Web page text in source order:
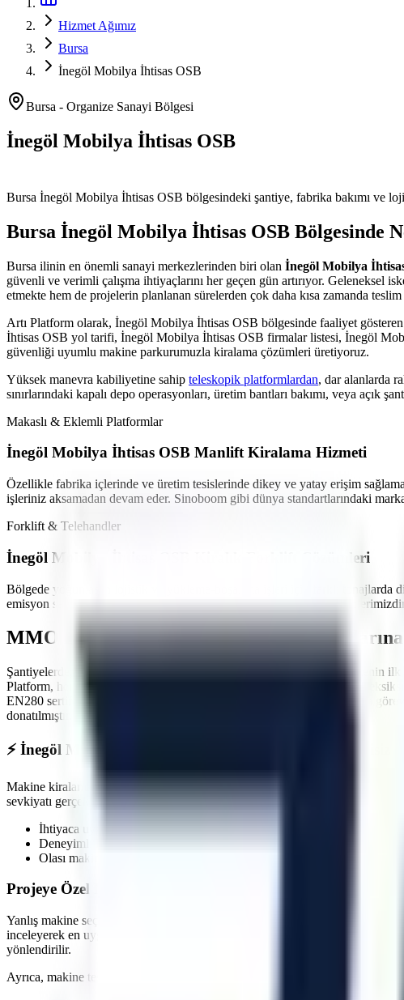
Hizmet Ağımız
Bursa
İnegöl Mobilya İhtisas OSB
Bursa - Organize Sanayi Bölgesi
İnegöl Mobilya İhtisas OSB
Bursa İnegöl Mobilya İhtisas OSB bölgesindeki şantiye, fabrika bakımı ve
Bursa İnegöl Mobilya İhtisas OSB Bölgesinde
Bursa ilinin en önemli sanayi merkezlerinden biri olan İnegöl Mobilya
güvenli ve verimli çalışma ihtiyaçlarını her geçen gün artırıyor. Geleneksel
etmekte hem de projelerin planlanan sürelerden çok daha kısa zamanda
Artı Platform olarak, İnegöl Mobilya İhtisas OSB bölgesinde faaliyet
İhtisas OSB yol tarifi, İnegöl Mobilya İhtisas OSB firmalar listesi, İnegöl
güvenliği uyumlu makine parkurumuzla kiralama çözümleri üretiyoruz.
Yüksek manevra kabiliyetine sahip teleskopik platformlardan, dar alanlarda
sınırlarındaki kapalı depo operasyonları, üretim bantları bakımı, veya açık
Makaslı & Eklemli Platformlar
İnegöl Mobilya İhtisas OSB Manlift Kiralama Hizmeti
Özellikle fabrika içlerinde ve üretim tesislerinde dikey ve yatay erişim
işleriniz aksamadan devam eder. Sinoboom gibi dünya standartlarındaki
Forklift & Telehandler
İnegöl Mobilya İhtisas OSB Kiralık Forklift Çözümleri
Bölgede yoğunlaşan için farklı tonajlarda
emisyon salınımı yapmayan akülü modeller en çok tercih edilen
MMO Denetimli ve İş Güvenliği
Şantiyelerde, endüstriyel tesislerde yaşanan iş kazalarının önüne geçmenin
Platform, her kiralama öncesi PDI (Teslimat Öncesi Bakım) işlemlerini
EN280 sertifikasyonuna sahiptir.
sahasında
donatılmıştır.
⚡ İnegöl Mobilya İhtisas OSB
Makine kiralama süreçlerinde en kritik faktörlerden biri zaman yönetimidir.
sevkiyatı gerçekleştiriyoruz. Özellikleüretim hattı duruşlarında
, saatler
İhtiyaca uygun kapasite, gerçek stok ve sevkiyat uygunluğu kontrolü
Deneyimli lojistik personeli ile güvenli indirme/bindirme işlemleri
Olası makine arızalarında hızlı servis ve yedek makine tahsisi imkanı
Projeye Özel Makine Seçimi ve Saha İnceleme Seçeneği
Yanlış makine seçimi, projelerde hem zaman kaybına hem de ekstra
inceleyerek en uygun çözümü üretir. Çalışılacak zeminin taşıma kapasitesi,
yönlendirilir.
Ayrıca, makine teslimatında operatörlerinize veya ilgili personelinize verilen